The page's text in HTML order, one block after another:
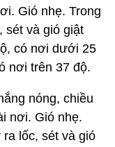
Gió nhẹ. Trong
sét và gió giật
có nơi dưới 25
nơi trên 37 độ.
nóng, chiều
nơi. Gió nhẹ.
lốc, sét và gió